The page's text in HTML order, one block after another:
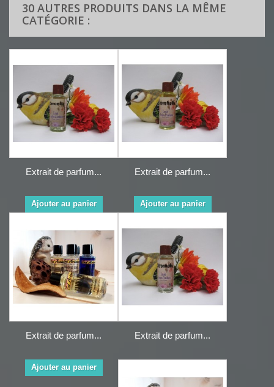
30 AUTRES PRODUITS DANS LA MÊME
CATÉGORIE :
Extrait de parfum...
Ajouter au panier
Extrait de parfum...
Ajouter au panier
Extrait de parfum...
Ajouter au panier
Extrait de parfum...